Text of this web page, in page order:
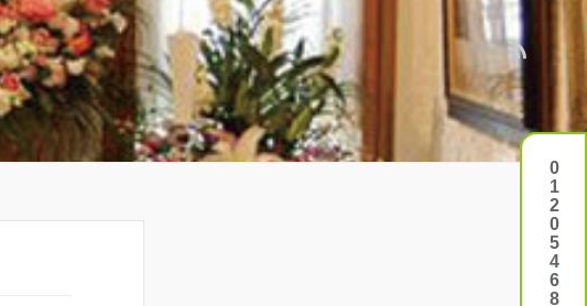
0120546870
0120546870